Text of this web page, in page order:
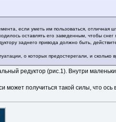
если уметь им пользоваться, отличная
оставлять его заведенным, чтобы
заднего привода должно быть,
о которых предостерегали, и
редуктор (рис.1). Внутри
может получиться такой силы, что